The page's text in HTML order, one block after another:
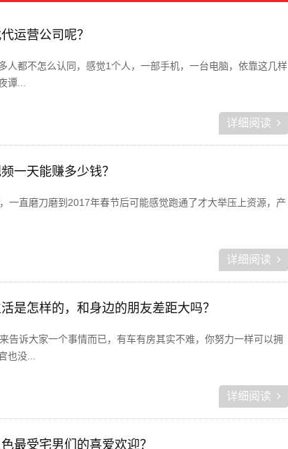
运营公司呢？
人都不怎么认同，感觉1个人，一部手机，一台电脑，依靠这几样
谭...
详细阅读
一天能赚多少钱？
一直磨刀磨到2017年春节后可能感觉跑通了才大举压上资源，产
详细阅读
是怎样的，和身边的朋友差距大吗？
告诉大家一个事情而已，有车有房其实不难，你努力一样可以拥
也没...
详细阅读
最受宅男们的喜爱欢迎？